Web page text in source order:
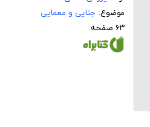
موضوع: جنایی و معمایی
۶۳ صفحه